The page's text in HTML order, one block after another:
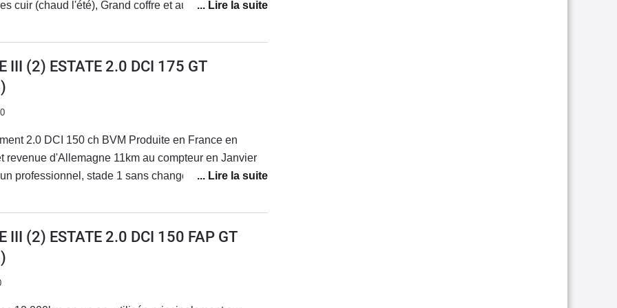
des rapport (la 1er surtout) un peu récalcitrante
performance, cout d'usage, praticité est
par quoi la remplacer !!!
cuir (chaud l'été), Grand coffre et augmenté avec
et pour les créneaux.
III (2) ESTATE 2.0 DCI 175 GT
2.0 DCI 150 ch BVM Produite en France en
revenue d'Allemagne 11km au compteur en Janvier
professionnel, stade 1 sans changement de boitier
: accélération fade, puissance correcte,
: accélération franche et couple intéressant dès
1850tr/mn, puissance surprenanteConsommation
+ utilisation d'une remorque RB200 sur
III (2) ESTATE 2.0 DCI 150 FAP GT